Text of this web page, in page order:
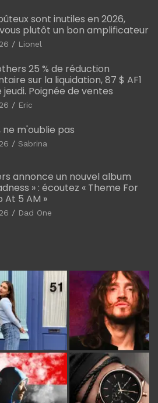
sont inutiles en 2026,
plutôt un bon amplificateur
Lionel
25 % de réduction
sur la liquidation, 87 $ AF1
Poignée de ventes
Eric
ne m'oublie pas
Sabrina
annonce un nouvel album
» : écoutez « Theme For
At 5 AM »
Dad One